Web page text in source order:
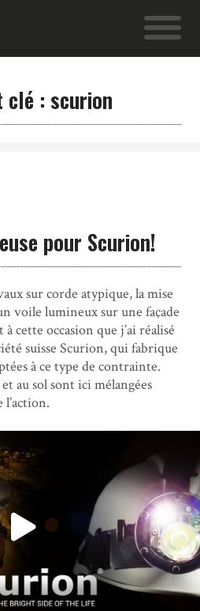
clé : scurion
pour Scurion!
sur corde atypique, la mise
voile lumineux sur une façade
à cette occasion que j’ai réalisé
suisse Scurion, qui fabrique
à ce type de contrainte.
au sol sont ici mélangées